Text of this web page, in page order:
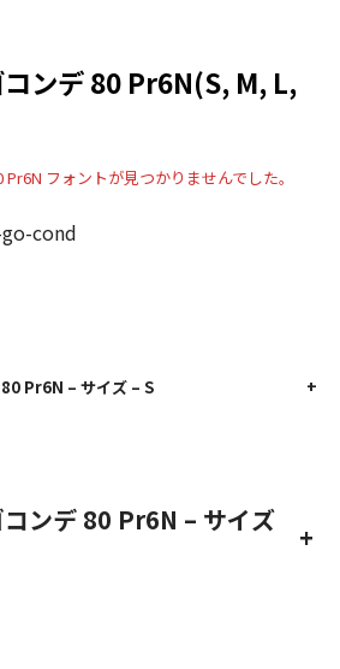
ンデ 80 Pr6N(S, M, L,
フォントが見つかりませんでした。
cond
Pr6N – サイズ – S +
ンデ 80 Pr6N – サイズ
+